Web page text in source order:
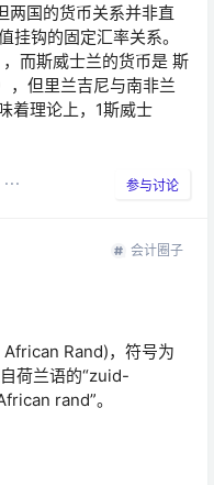
两国的货币关系并非直
挂钩的固定汇率关系。
而斯威士兰的货币是 斯
，但里兰吉尼与南非兰
着理论上，1斯威士
参与讨论
会计圈子
Rand)，符号为
荷兰语的“zuid-
rand”。